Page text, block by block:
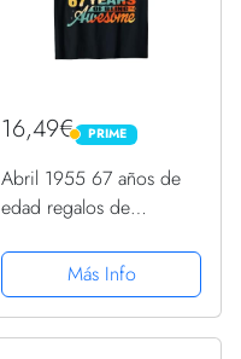
16,49€ PRIME
PRIME
Abril 1955 67 años de
edad regalos de
gráfica Camiseta
Más Info